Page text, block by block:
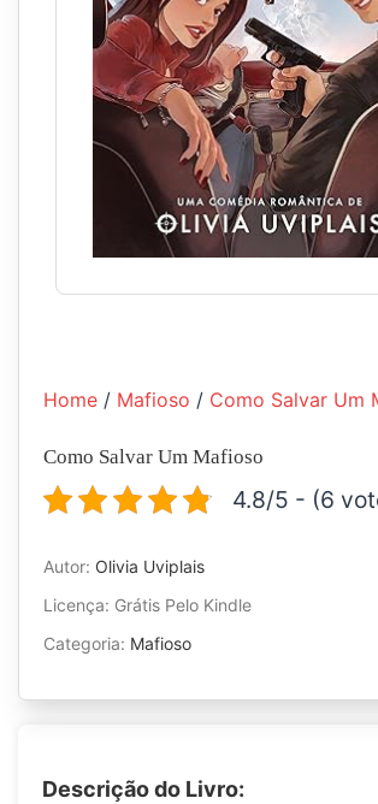
Home / Mafioso / Como Salvar Um
Como Salvar Um Mafioso
4.8/5 - (6
Autor: Olivia Uviplais
Licença: Grátis Pelo Kindle
Categoria: Mafioso
Descrição do Livro: